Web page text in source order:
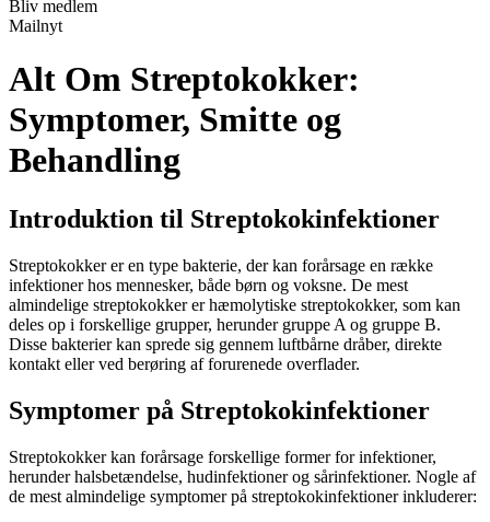
Bliv medlem
Mailnyt
Alt Om Streptokokker:
Symptomer, Smitte og
Behandling
Introduktion til Streptokokinfektioner
Streptokokker er en type bakterie, der kan forårsage en række
infektioner hos mennesker, både børn og voksne. De mest
almindelige streptokokker er hæmolytiske streptokokker, som kan
deles op i forskellige grupper, herunder gruppe A og gruppe B.
Disse bakterier kan sprede sig gennem luftbårne dråber, direkte
kontakt eller ved berøring af forurenede overflader.
Symptomer på Streptokokinfektioner
Streptokokker kan forårsage forskellige former for infektioner,
herunder halsbetændelse, hudinfektioner og sårinfektioner. Nogle af
de mest almindelige symptomer på streptokokinfektioner inkluderer: